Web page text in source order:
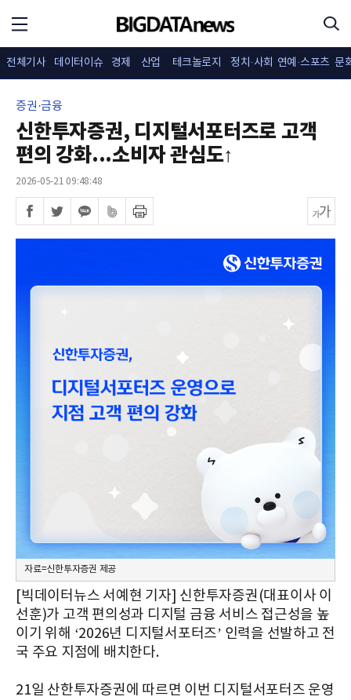
전체기사 데이터이슈 경제 산업 테크놀로지 정치·사회 연예·스포츠 문
증권·금융
신한투자증권, 디지털서포터즈로 고객
편의 강화...소비자 관심도↑
2026-05-21 09:48:48
자료=신한투자증권 제공
[빅데이터뉴스 서예현 기자] 신한투자증권(대표이사 이
선훈)가 고객 편의성과 디지털 금융 서비스 접근성을 높
이기 위해 ‘2026년 디지털서포터즈’ 인력을 선발하고 전
국 주요 지점에 배치한다.
21일 산한투자증권에 따르면 이번 디지털서포터즈 운영